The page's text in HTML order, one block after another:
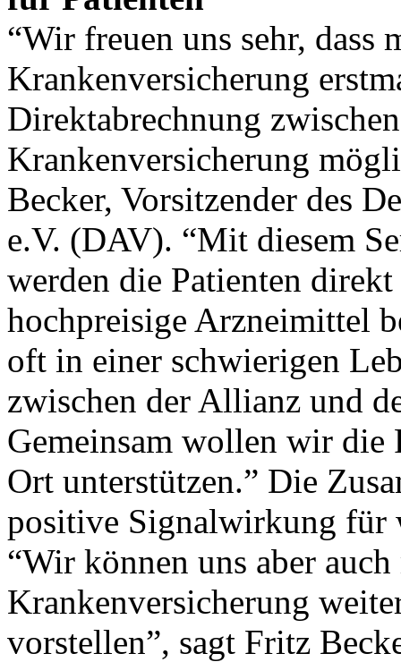
“Wir freuen uns sehr,
Krankenversicherung
Direktabrechnung
Krankenversicherung
Becker, Vorsitzender des
e.V. (DAV). “Mit diesem
werden die Patienten
hochpreisige Arzneimittel
oft in einer schwierigen
zwischen der Allianz und
Gemeinsam wollen wir die
Ort unterstützen.” Die
positive Signalwirkung für
“Wir können uns aber
Krankenversicherung
vorstellen”, sagt Fritz